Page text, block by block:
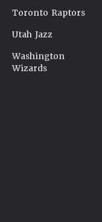
Toronto Raptors
Utah Jazz
Washington
Wizards